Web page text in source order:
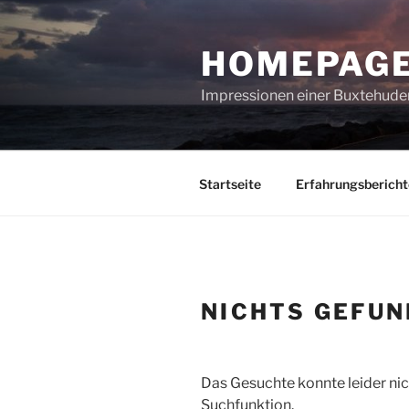
Zum
Inhalt
springen
Impressionen einer
Startseite
NICHTS
Das Gesuchte konnte leider
Suchfunktion.